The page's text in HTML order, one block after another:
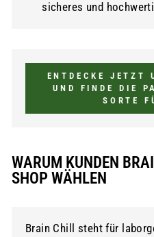
sicheres und
ENTDECKE JETZT
UND FINDE DIE
SORTE
WARUM KUNDEN
SHOP WÄHLEN
Brain Chill steht für